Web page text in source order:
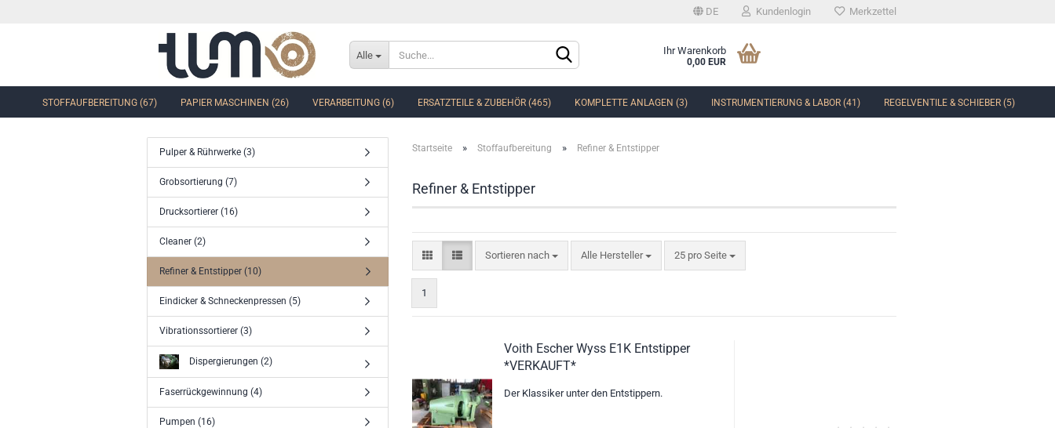
DE
Sprache auswählen
Lieferland
Kundenlogin
Passwort vergessen?
Merkzettel
Alle Ihr Warenkorb
0,00 EUR
STOFFAUFBEREITUNG (67) PAPIER MASCHINEN (26) VERARBEITUNG (6) ERSATZTEILE & ZUBEHÖR (465) KOMPLETTE ANLAGEN (3) INSTRUMENTIERUNG & LABOR (41) REGELVENTILE & SCHIEBER (5)
Startseite » Stoffaufbereitung » Refiner & Entstipper
Refiner & Entstipper
Sortieren nach Alle Hersteller 25 pro Seite
1
Voith Escher Wyss E1K Entstipper
*VERKAUFT*
Der Klassiker unter den Entstippern.
Pulper & Rührwerke (3)
Grobsortierung (7)
Drucksortierer (16)
Cleaner (2)
Refiner & Entstipper (10)
Eindicker & Schneckenpressen (5)
Vibrationssortierer (3)
Dispergierungen (2)
Faserrückgewinnung (4)
Pumpen (16)